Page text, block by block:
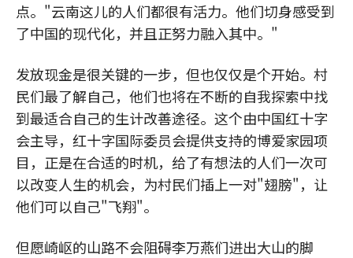
点。"云南这儿的人们都很有活力。他们切身感受到
了中国的现代化，并且正努力融入其中。"
发放现金是很关键的一步，但也仅仅是个开始。村
民们最了解自己，他们也将在不断的自我探索中找
到最适合自己的生计改善途径。这个由中国红十字
会主导，红十字国际委员会提供支持的博爱家园项
目，正是在合适的时机，给了有想法的人们一次可
以改变人生的机会，为村民们插上一对"翅膀"，让
他们可以自己"飞翔"。
但愿崎岖的山路不会阻碍李万燕们进出大山的脚